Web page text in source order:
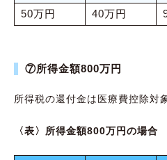
50万円
40万円
⑦所得金額800万円
所得税の還付金は医療費控除対
〈表〉所得金額800万円の場合